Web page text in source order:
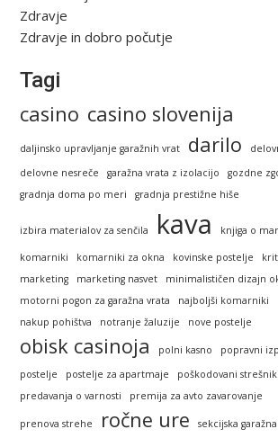
Zdravje
Zdravje in dobro počutje
Tagi
casino casino slovenija
daljinsko upravljanje garažnih vrat darilo
delovne nesreče
garažna vrata z izolacijo
gozdne
gradnja doma po meri
gradnja prestižne hiše
izbira materialov za senčila kava knjiga o
komarniki komarniki za okna kovinske postelje
marketing
marketing nasvet
minimalističen dizajn
motorni pogon za garažna vrata
najboljši komarniki
nakup pohištva
notranje žaluzije nove postelje
obisk casinoja polni kasno
popravni
postelje
postelje za apartmaje
poškodovani strešniki
predavanja o varnosti
premija za avto zavarovanje
prenova strehe ročne ure sekcijska